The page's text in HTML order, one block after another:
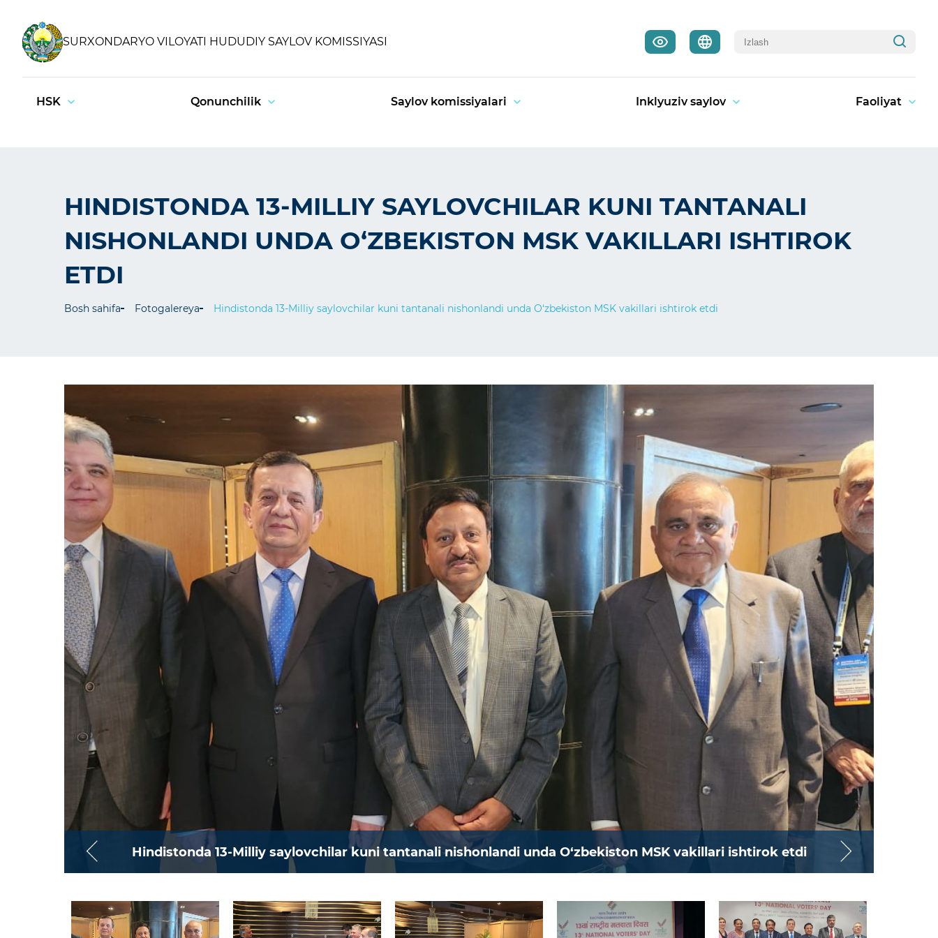
SURXONDARYO VILOYATI HUDUDIY SAYLOV KOMISSIYASI
HSK Qonunchilik Saylov komissiyalari Inklyuziv saylov Faoliyat
HINDISTONDA 13-MILLIY SAYLOVCHILAR KUNI TANTANALI
NISHONLANDI UNDA O‘ZBEKISTON MSK VAKILLARI ISHTIROK
ETDI
Bosh sahifa Fotogalereya Hindistonda 13-Milliy saylovchilar kuni tantanali nishonlandi unda O‘zbekiston MSK vakillari ishtirok etdi
Hindistonda 13-Milliy saylovchilar kuni tantanali nishonlandi unda O‘zbekiston MSK vakillari ishtirok etdi